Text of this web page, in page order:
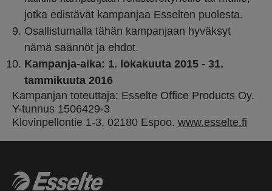
jotka edistävät kampanjaa Esselten puolesta.
Osallistumalla tähän kampanjaan hyväksyt
nämä säännöt ja ehdot.
Kampanja-aika: 1. lokakuuta 2015 - 31.
tammikuuta 2016
Kampanjan toteuttaja: Esselte Office Products Oy.
Y-tunnus 1506429-3
Klovinpellontie 1-3, 02180 Espoo. www.esselte.fi